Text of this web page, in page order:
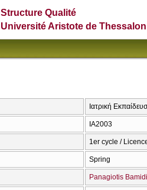
Structure Qualité
Université Aristote de
Ιατρική
ΙΑ2003
1er cycle /
Spring
Panagiotis